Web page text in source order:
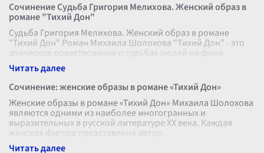
Сочинение Судьба Григория Мелихова. Женский образ в
романе "Тихий Дон"
Судьба Григория Мелихова. Женский образ в романе
"Тихий Дон" Роман Михаила Шолохова "Тихий Дон" - это
эпическое повествование о судьбах людей на фоне
крупнейших исторических событ
Сочинение: женские образы в романе «Тихий Дон»
Женские образы в романе «Тихий Дон» Михаила Шолохова
являются одними из наиболее многогранных и
выразительных в русской литературе XX века. Каждая
женская фигура представлена автор